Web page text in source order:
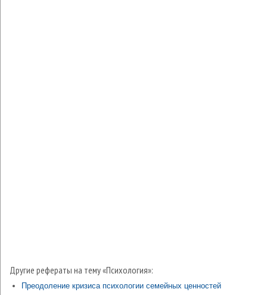
Другие рефераты на тему «Психология»:
Преодоление кризиса психологии семейных ценностей